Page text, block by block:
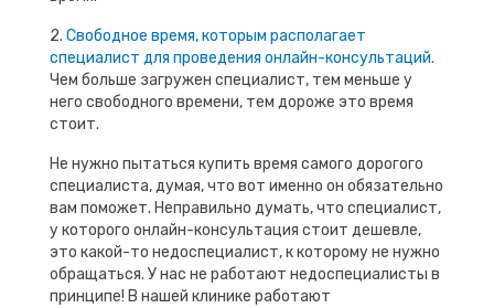
2. Свободное время, которым располагает
специалист для проведения онлайн-консультаций.
Чем больше загружен специалист, тем меньше у
него свободного времени, тем дороже это время
стоит.
Не нужно пытаться купить время самого дорогого
специалиста, думая, что вот именно он обязательно
вам поможет. Неправильно думать, что специалист,
у которого онлайн-консультация стоит дешевле,
это какой-то недоспециалист, к которому не нужно
обращаться. У нас не работают недоспециалисты в
принципе! В нашей клинике работают